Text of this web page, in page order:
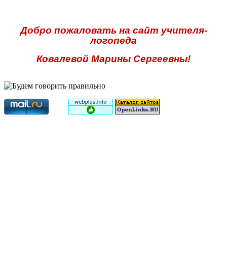
Добро пожаловать на сайт учителя-
логопеда
Ковалевой Марины Сергеевны!